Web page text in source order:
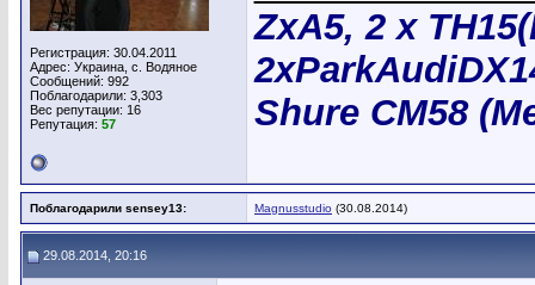
Регистрация: 30.04.2011
Адрес: Украина, с. Водяное
Сообщений: 992
Поблагодарили: 3,303
Вес репутации: 16
Репутация: 57
ZxA5, 2 х
Shure CM58
Поблагодарили sensey13: Magnusstudio (30.08.2014)
29.08.2014, 20:16